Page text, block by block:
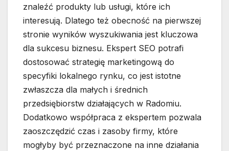
znaleźć produkty lub usługi, które ich
interesują. Dlatego też obecność na pierwszej
stronie wyników wyszukiwania jest kluczowa
dla sukcesu biznesu. Ekspert SEO potrafi
dostosować strategię marketingową do
specyfiki lokalnego rynku, co jest istotne
zwłaszcza dla małych i średnich
przedsiębiorstw działających w Radomiu.
Dodatkowo współpraca z ekspertem pozwala
zaoszczędzić czas i zasoby firmy, które
mogłyby być przeznaczone na inne działania